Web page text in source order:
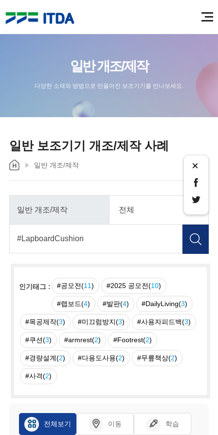
일반 개조/제작
다양한 소재와 방법으로 만들어진 보조기기를 만나보세요.
일반 보조기기 개조/제작 사례
일반 개조/제작 ×
인기태그 : #공모전(11) #2025 공모전(10)
#랩보드(4) #발판(4) #DailyLiving(3)
#목공제작(3) #미끄럼방지(3) #사용자피드백(3)
#쿠션(3) #armrest(2) #Footrest(2)
#경량설계(2) #다용도사용(2) #무릎책상(2)
#사격(2)
전체보기 이동 학습